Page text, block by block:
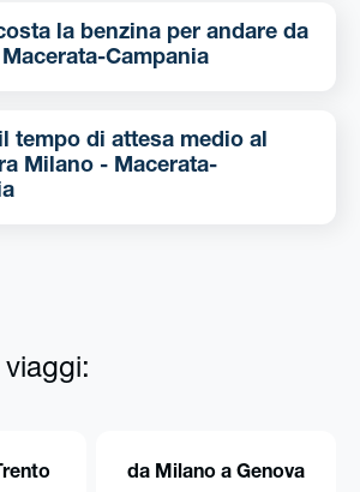
la benzina per andare da
Campania
tempo di attesa medio al
da Milano a Genova